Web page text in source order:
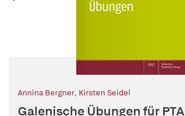
Annina Bergner, Kirsten Seidel
Galenische Übungen für PTA